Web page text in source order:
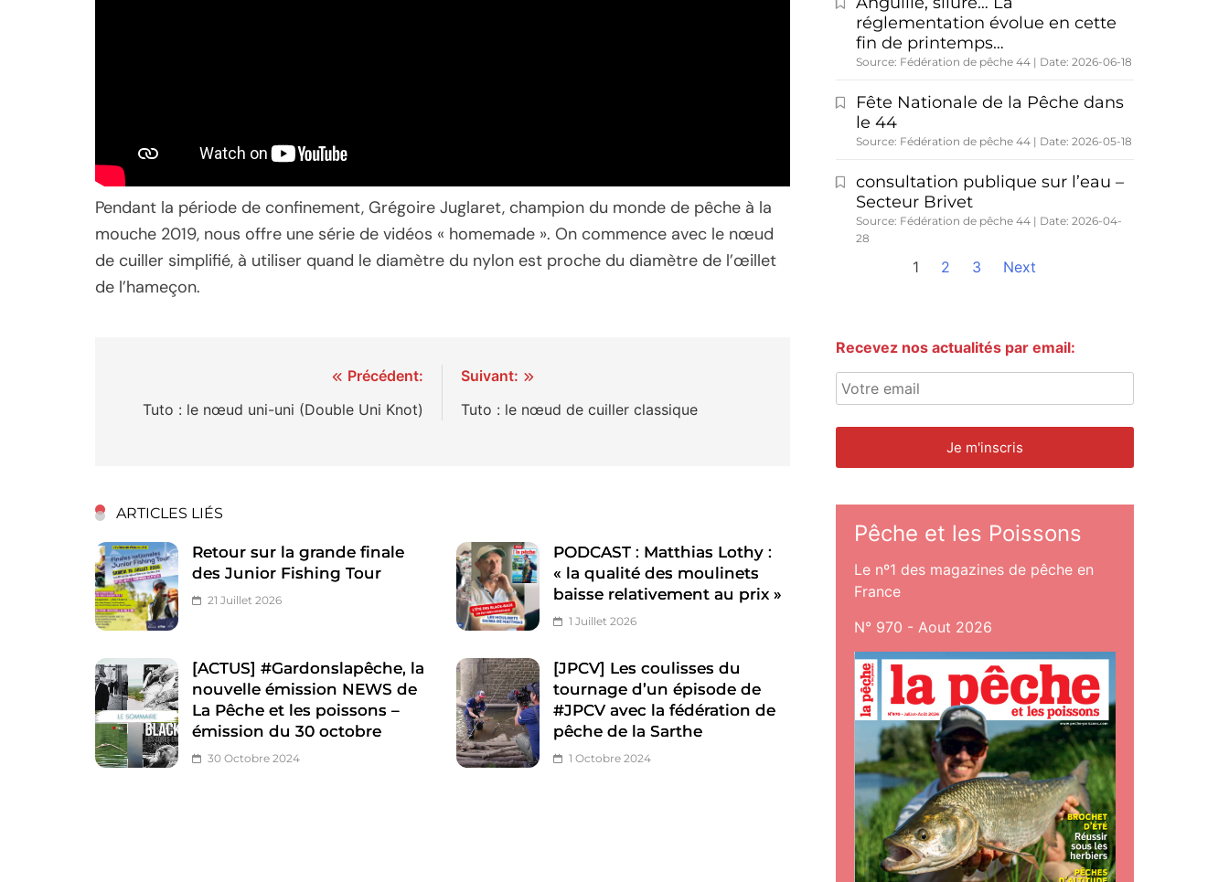
Pendant la période de confinement, Grégoire Juglaret, champion du monde de pêche à la
mouche 2019, nous offre une série de vidéos « homemade ». On commence avec le nœud
de cuiller simplifié, à utiliser quand le diamètre du nylon est proche du diamètre de l’œillet
de l’hameçon.
Précédent:
Tuto : le nœud uni-uni (Double Uni Knot)
Suivant:
Tuto : le nœud de cuiller classique
ARTICLES LIÉS
Retour sur la grande finale
des Junior Fishing Tour
21 Juillet 2026
PODCAST : Matthias Lothy :
« la qualité des moulinets
baisse relativement au prix »
1 Juillet 2026
[ACTUS] #Gardonslapêche, la
nouvelle émission NEWS de
La Pêche et les poissons –
émission du 30 octobre
30 Octobre 2024
[JPCV] Les coulisses du
tournage d’un épisode de
#JPCV avec la fédération de
pêche de la Sarthe
1 Octobre 2024
réglementation évolue en cette
fin de printemps…
Source: Fédération de pêche 44 Date: 2026-06-18
Fête Nationale de la Pêche dans
le 44
Source: Fédération de pêche 44 Date: 2026-05-18
consultation publique sur l’eau –
Secteur Brivet
Source: Fédération de pêche 44
Date: 2026-04-
28
1 2 3 Next
Recevez nos actualités par email:
Pêche et les Poissons
Le nº1 des magazines de pêche en
France
N° 970 - Aout 2026